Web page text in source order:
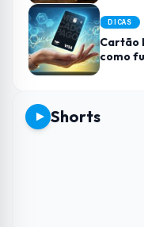
DICAS
Cartão
como
Shorts